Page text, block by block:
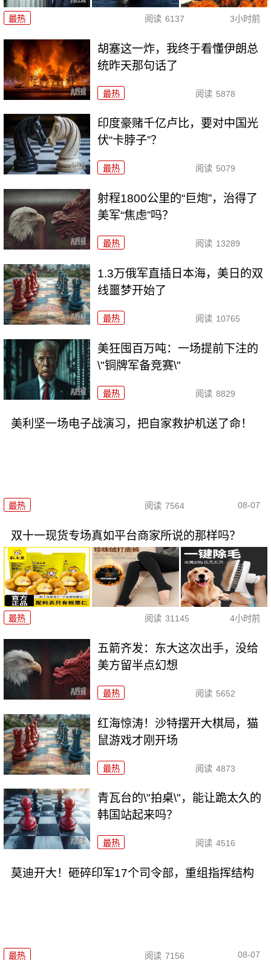
最热 阅读 6137 3小时前
胡塞这一炸，我终于看懂伊朗总
统昨天那句话了
最热 阅读 5878
印度豪赌千亿卢比，要对中国光
伏“卡脖子”？
最热 阅读 5079
射程1800公里的“巨炮”，治得了
美军“焦虑”吗？
最热 阅读 13289
1.3万俄军直插日本海，美日的双
线噩梦开始了
最热 阅读 10765
美狂囤百万吨：一场提前下注的
\"铜牌军备竞赛\"
最热 阅读 8829
美利坚一场电子战演习，把自家救护机送了命！
最热 阅读 7564 08-07
双十一现货专场真如平台商家所说的那样吗？
最热 阅读 31145 4小时前
五箭齐发：东大这次出手，没给
美方留半点幻想
最热 阅读 5652
红海惊涛！沙特摆开大棋局，猫
鼠游戏才刚开场
最热 阅读 4873
青瓦台的\"拍桌\"，能让跪太久的
韩国站起来吗？
最热 阅读 4516
莫迪开大！砸碎印军17个司令部，重组指挥结构
最热 阅读 7156 08-07